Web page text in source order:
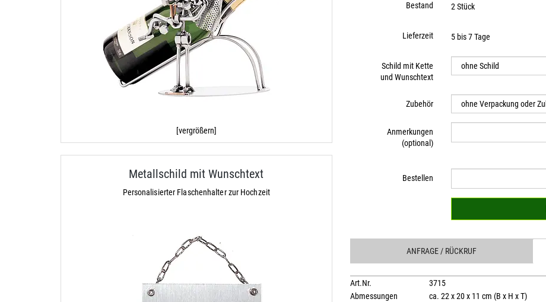
[vergrößern]
Metallschild mit Wunschtext
Personalisierter Flaschenhalter zur Hochzeit
Bestand
2 Stück
Lieferzeit 5 bis 7 Tage
Schild mit Kette
und Wunschtext
Zubehör
Anmerkungen
(optional)
Bestellen
ANFRAGE / RÜCKRUF
Art.Nr.
3715
Abmessungen
ca. 22 x 20 x 11 cm (B x H x T)